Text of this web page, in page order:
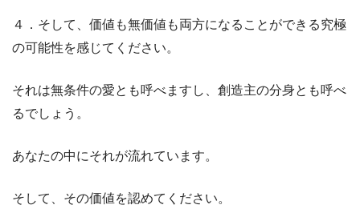
４．そして、価値も無価値も両方になることができる究極
の可能性を感じてください。
それは無条件の愛とも呼べますし、創造主の分身とも呼べ
るでしょう。
あなたの中にそれが流れています。
そして、その価値を認めてください。